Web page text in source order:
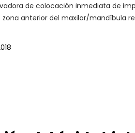
de colocación inmediata de
anterior del maxilar/mandíbula